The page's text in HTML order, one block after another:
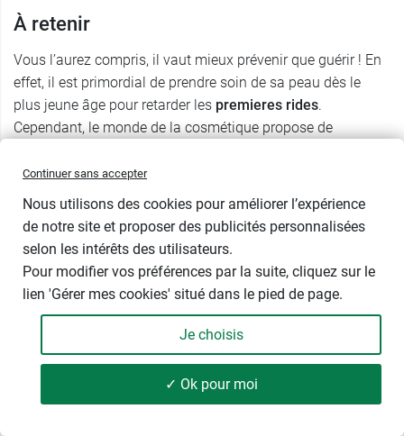
À retenir
Vous l’aurez compris, il vaut mieux prévenir que guérir ! En
effet, il est primordial de prendre soin de sa peau dès le
plus jeune âge pour retarder les premieres rides.
Cependant, le monde de la cosmétique propose de
capables de traiter les premiers signes de l’âge dont
le masque visage anti âge
. Découvrez également les
compléments alimentaires pour la peau enrichis
notamment en acide hyaluronique comme
Complexe hydratation .
Continuer sans accepter
Nous utilisons des cookies pour améliorer l’expérience
de notre site et proposer des publicités personnalisées
selon les intérêts des utilisateurs.
Pour modifier vos préférences par la suite, cliquez sur le
lien 'Gérer mes cookies' situé dans le pied de page.
Je choisis
✓ Ok pour moi